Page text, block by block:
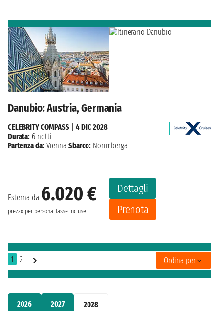
2026 2027 2028
Danubio: Austria, Germania
Esterna da 6.020 €
prezzo per persona Tasse incluse
Dettagli
Prenota
CELEBRITY COMPASS
4 DIC 2028
Durata: 6 notti
Partenza da: Vienna Sbarco: Norimberga
1 2 Ordina per